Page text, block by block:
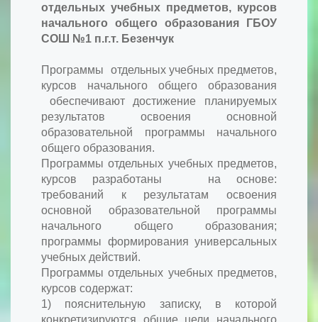
отдельных учебных предметов, курсов
начального общего образования ГБОУ
СОШ №1 п.г.т. Безенчук
Программы отдельных учебных предметов,
курсов начального общего образования
обеспечивают достижение планируемых
результатов освоения основной
образовательной программы начального
общего образования.
Программы отдельных учебных предметов,
курсов разработаны на основе:
требований к результатам освоения
основной образовательной программы
начального общего образования;
программы формирования универсальных
учебных действий.
Программы отдельных учебных предметов,
курсов содержат:
1) пояснительную записку, в которой
конкретизируются общие цели начального